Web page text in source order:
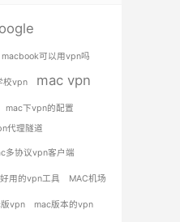
macbook可以用vpn吗
校vpn mac vpn
mac下vpn的配置
代理隧道
多协议vpn客户端
用的vpn工具 MAC机场
vpn mac版本的vpn